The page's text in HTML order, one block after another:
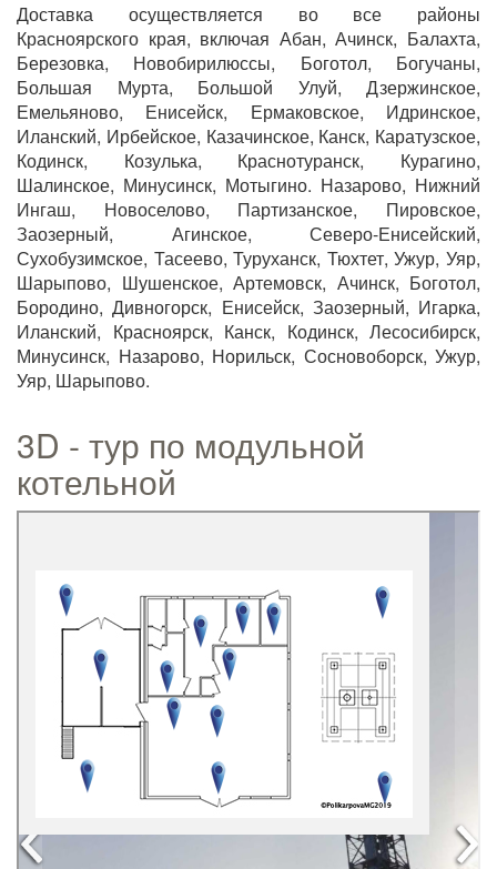
Доставка осуществляется во все районы
Красноярского края, включая Абан, Ачинск, Балахта,
Березовка, Новобирилюссы, Боготол, Богучаны,
Большая Мурта, Большой Улуй, Дзержинское,
Емельяново, Енисейск, Ермаковское, Идринское,
Иланский, Ирбейское, Казачинское, Канск, Каратузское,
Кодинск, Козулька, Краснотуранск, Курагино,
Шалинское, Минусинск, Мотыгино. Назарово, Нижний
Ингаш, Новоселово, Партизанское, Пировское,
Заозерный, Агинское, Северо-Енисейский,
Сухобузимское, Тасеево, Туруханск, Тюхтет, Ужур, Уяр,
Шарыпово, Шушенское, Артемовск, Ачинск, Боготол,
Бородино, Дивногорск, Енисейск, Заозерный, Игарка,
Иланский, Красноярск, Канск, Кодинск, Лесосибирск,
Минусинск, Назарово, Норильск, Сосновоборск, Ужур,
Уяр, Шарыпово.
3D - тур по модульной
котельной